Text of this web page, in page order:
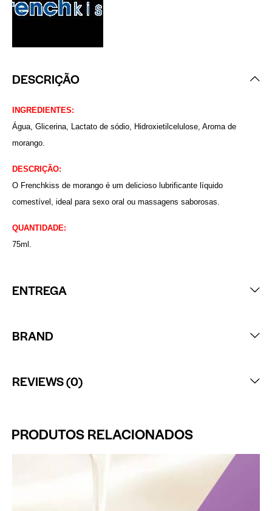
DESCRIÇÃO
INGREDIENTES:
Água, Glicerina, Lactato de sódio, Hidroxietilcelulose, Aroma de
morango.
DESCRIÇÃO:
O Frenchkiss de morango é um delicioso lubrificante líquido
comestível, ideal para sexo oral ou massagens saborosas.
QUANTIDADE:
75ml.
ENTREGA
BRAND
REVIEWS (0)
PRODUTOS RELACIONADOS